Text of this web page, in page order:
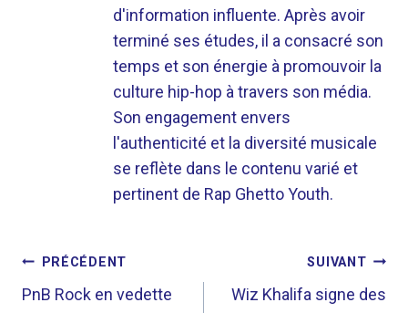
d'information influente. Après avoir
terminé ses études, il a consacré son
temps et son énergie à promouvoir la
culture hip-hop à travers son média.
Son engagement envers
l'authenticité et la diversité musicale
se reflète dans le contenu varié et
pertinent de Rap Ghetto Youth.
NAVIGATION
DE
PRÉCÉDENT
PnB Rock en vedette
SUIVANT
Wiz Khalifa signe des